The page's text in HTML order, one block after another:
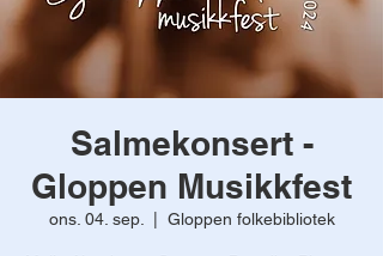
Salmekonsert -
Gloppen Musikkfest
ons. 04. sep. Gloppen folkebibliotek